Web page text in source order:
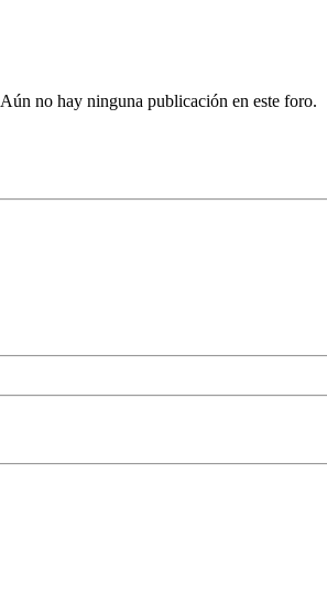
Aún no hay ninguna publicación en este foro.